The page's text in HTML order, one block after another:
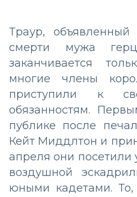
Траур,
смерти мужа
заканчивается
многие члены
приступили к
обязанностям.
публике после
Кейт Миддлтон и
апреля они посетили
воздушной
юными кадетами.